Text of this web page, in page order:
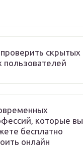
скрытых
пользователей
которые вы
бесплатно
онлайн